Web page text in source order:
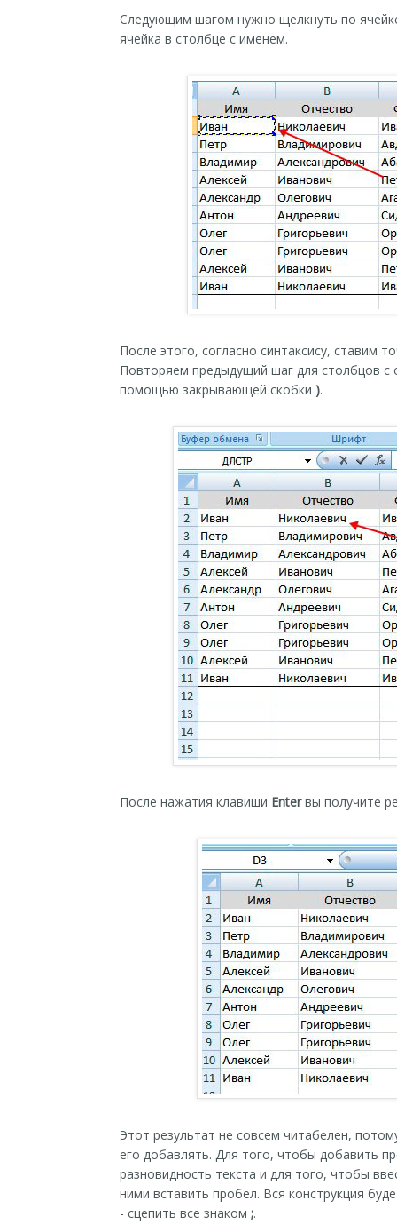
Следующим шагом нужно щелкнуть по
ячейка в столбце с именем.
После этого, согласно синтаксису, ставим
Повторяем предыдущий шаг для столбцов
помощью закрывающей скобки ).
После нажатия клавиши Enterвы получите
Этот результат не совсем читабелен,
его добавлять. Для того, чтобы добавить
разновидность текста и для того, чтобы
ними вставить пробел. Вся конструкция
- сцепить все знаком ;.